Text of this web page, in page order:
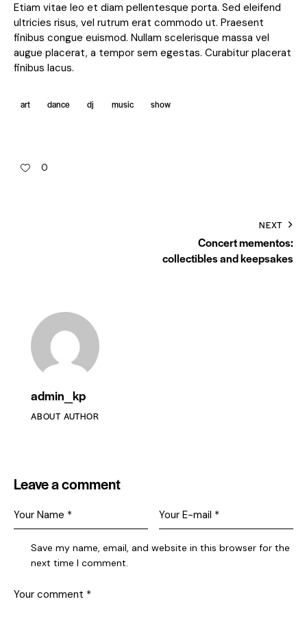
Etiam vitae leo et diam pellentesque porta. Sed eleifend
ultricies risus, vel rutrum erat commodo ut. Praesent
finibus congue euismod. Nullam scelerisque massa vel
augue placerat, a tempor sem egestas. Curabitur placerat
finibus lacus.
art dance dj music show
0
NEXT
Concert mementos:
collectibles and keepsakes
admin_kp
ABOUT AUTHOR
Leave a comment
Save my name, email, and website in this browser for the
next time I comment.